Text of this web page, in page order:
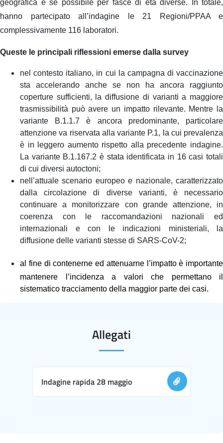
geografica e se possibile per fasce di età diverse. In totale,
hanno partecipato all’indagine le 21 Regioni/PPAA e
complessivamente 116 laboratori.
Queste le principali riflessioni emerse dalla survey
nel contesto italiano, in cui la campagna di vaccinazione
sta accelerando anche se non ha ancora raggiunto
coperture sufficienti, la diffusione di varianti a maggiore
trasmissibilità può avere un impatto rilevante. Mentre la
variante B.1.1.7 è ancora predominante, particolare
attenzione va riservata alla variante P.1, la cui prevalenza
è in leggero aumento rispetto alla precedente indagine.
La variante B.1.167.2 è stata identificata in 16 casi totali
di cui diversi autoctoni;
nell’attuale scenario europeo e nazionale, caratterizzato
dalla circolazione di diverse varianti, è necessario
continuare a monitorizzare con grande attenzione, in
coerenza con le raccomandazioni nazionali ed
internazionali e con le indicazioni ministeriali, la
diffusione delle varianti stesse di SARS-CoV-2;
al fine di contenerne ed attenuarne l’impatto è importante
mantenere l’incidenza a valori che permettano il
sistematico tracciamento della maggior parte dei casi.
Allegati
Indagine rapida 28 maggio